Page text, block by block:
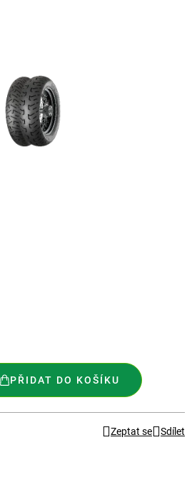
PŘIDAT DO KOŠÍKU
Zeptat se Sdílet